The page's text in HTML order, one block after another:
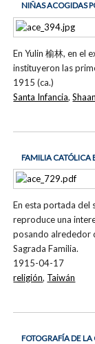
NIÑAS ACOGIDAS
En Yulin 榆林, en el
instituyeron las
1915 (ca.)
Santa Infancia,
FAMILIA CATÓLICA
En esta portada del
reproduce una
posando alrededor
Sagrada Familia.
1915-04-17
religión, Taiwán
FOTOGRAFÍA DE